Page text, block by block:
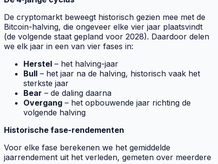
De cryptomarkt beweegt historisch gezien mee met de
Bitcoin-halving, die ongeveer elke vier jaar plaatsvindt
(de volgende staat gepland voor 2028). Daardoor delen
we elk jaar in een van vier fases in:
Herstel – het halving-jaar
Bull – het jaar na de halving, historisch vaak het
sterkste jaar
Bear – de daling daarna
Overgang – het opbouwende jaar richting de
volgende halving
Historische fase-rendementen
Voor elke fase berekenen we het gemiddelde
jaarrendement uit het verleden, gemeten over meerdere